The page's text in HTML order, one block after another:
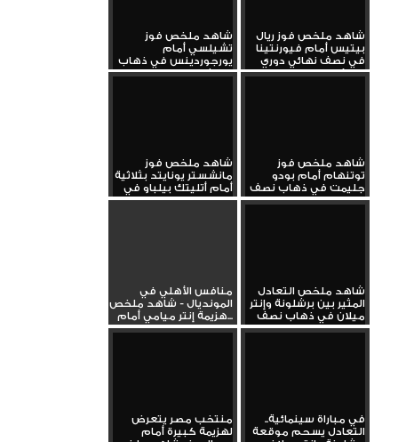
شاهد ملخص فوز ريال
بيتيس أمام فيورنتينا
في نصف نهائي دوري
المؤتمر...
شاهد ملخص فوز
تشيلسي أمام
يورجوردينس في ذهاب
نصف نهائي دوري...
شاهد ملخص فوز
توتنهام أمام بودو
جليمت في ذهاب نصف
نهائي الدوري...
شاهد ملخص فوز
مانشستر يونايتد بثلاثية
أمام أتليتك بيلباو في
الدوري...
شاهد ملخص التعادل
المثير بين برشلونة وإنتر
ميلان في ذهاب نصف
نهائي...
منافس الأهلي في
المونديال - شاهد ملخص
هزيمة إنتر ميامي أمام...
في مباراة سينمائية..
التعادل يسحم موقعة
منتخب مصر يتعرض
لهزيمة كبيرة أمام